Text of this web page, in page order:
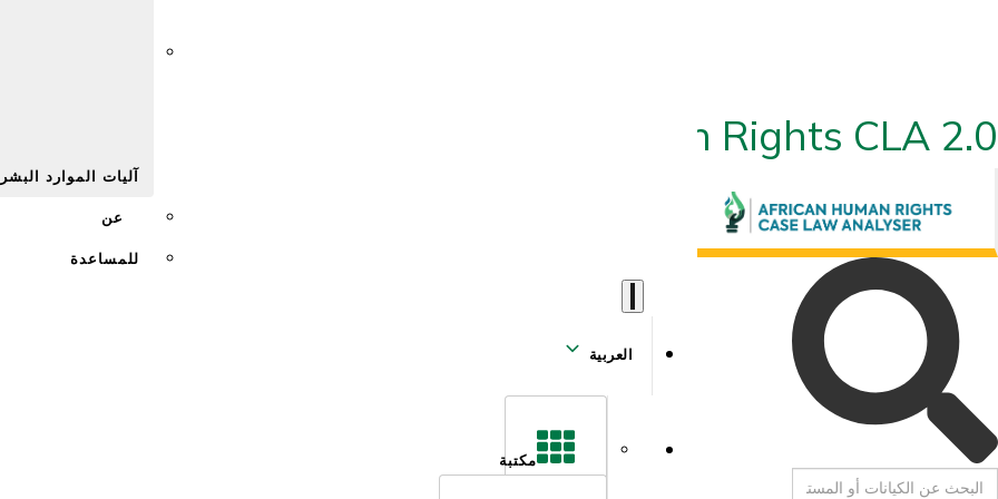
African Human Rights CLA 2.0
آليات الموارد
عن
للمساعدة
العربية
مكتبة